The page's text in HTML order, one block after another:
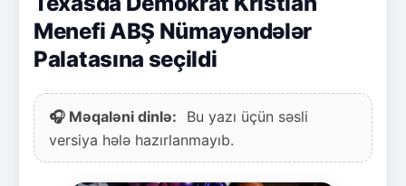
Menefi ABŞ Nümayəndələr
Palatasına seçildi
🎧 Məqaləni dinlə:
Bu yazı üçün səsli
versiya hələ hazırlanmayıb.